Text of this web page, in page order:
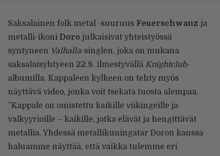
Saksalainen folk metal -suuruus Feuerschwanz ja
metalli-ikoni Doro julkaisivat yhteistyössä
syntyneen Valhalla-singlen, joka on mukana
saksalaisyhtyeen 22.8. ilmestyvällä Knightclub-
albumilla. Kappaleen kylkeen on tehty myös
näyttävä video, jonka voit tsekata tuosta alempaa.
”Kappale on omistettu kaikille viikingeille ja
valkyyrioille – kaikille, jotka elävät ja hengittävät
metallia. Yhdessä metallikuningatar Doron kanssa
haluamme näyttää, että vaikka tulemme eri